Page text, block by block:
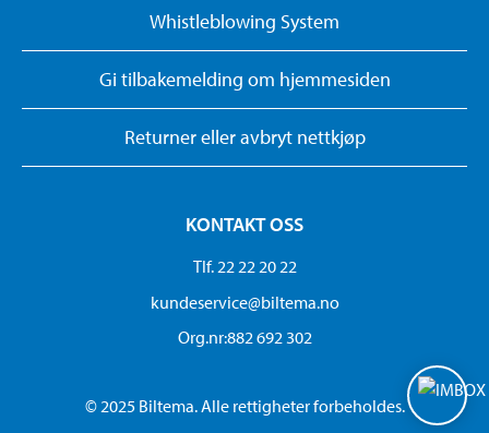
Whistleblowing System
Gi tilbakemelding om hjemmesiden
Returner eller avbryt nettkjøp
KONTAKT OSS
Tlf. 22 22 20 22
kundeservice@biltema.no
Org.nr:882 692 302
© 2025 Biltema. Alle rettigheter forbeholdes.